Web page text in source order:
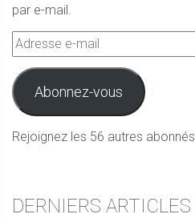
par e-mail.
Adresse
e-
mail
Abonnez-vous
Rejoignez les 56 autres abonnés
DERNIERS ARTICLES